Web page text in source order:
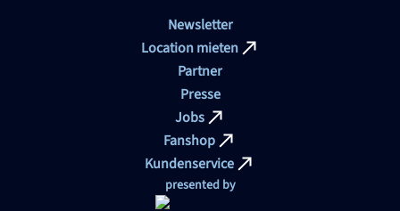
Newsletter
Location mieten
Partner
Presse
Jobs
Fanshop
Kundenservice
presented by